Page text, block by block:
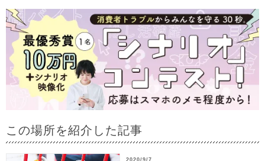
この場所を紹介した記事